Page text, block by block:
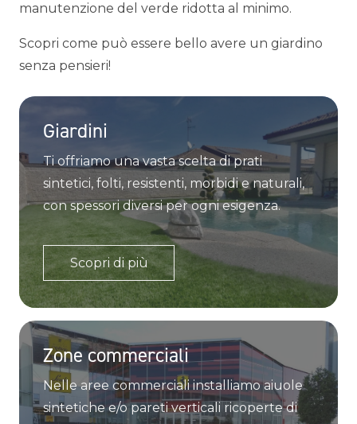
manutenzione del verde ridotta al minimo.
Scopri come può essere bello avere un giardino
senza pensieri!
Giardini
Ti offriamo una vasta scelta di prati
sintetici, folti, resistenti, morbidi e naturali,
con spessori diversi per ogni esigenza.
Scopri di più
Zone commerciali
Nelle aree commerciali installiamo aiuole
sintetiche e/o pareti verticali ricoperte di